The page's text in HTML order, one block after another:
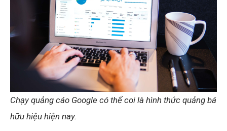
Chạy quảng cáo Google có thể coi là hình thức quảng bá
hữu hiệu hiện nay.